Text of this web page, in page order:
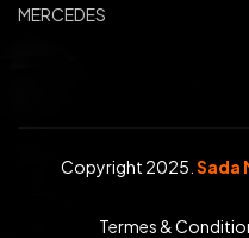
MERCEDES
Copyright 2025. Sada
Termes &